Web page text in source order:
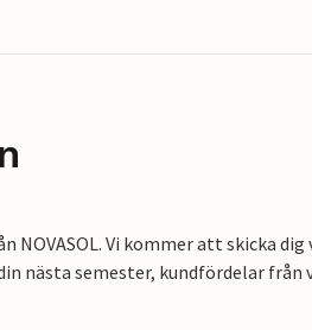
Vi kommer att skicka dig
nästa semester, kundfördelar från